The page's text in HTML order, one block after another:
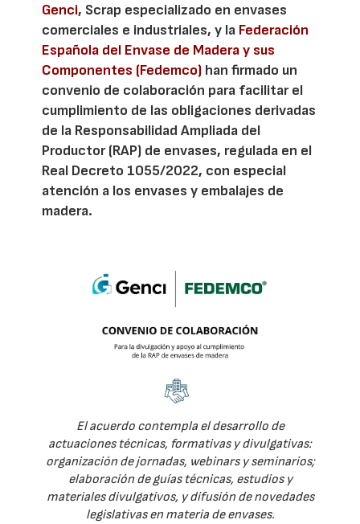
Genci, Scrap especializado en envases
comerciales e industriales, y la Federación
Española del Envase de Madera y sus
Componentes (Fedemco) han firmado un
convenio de colaboración para facilitar el
cumplimiento de las obligaciones derivadas
de la Responsabilidad Ampliada del
Productor (RAP) de envases, regulada en el
Real Decreto 1055/2022, con especial
atención a los envases y embalajes de
madera.
El acuerdo contempla el desarrollo de
actuaciones técnicas, formativas y divulgativas:
organización de jornadas, webinars y seminarios;
elaboración de guías técnicas, estudios y
materiales divulgativos, y difusión de novedades
legislativas en materia de envases.